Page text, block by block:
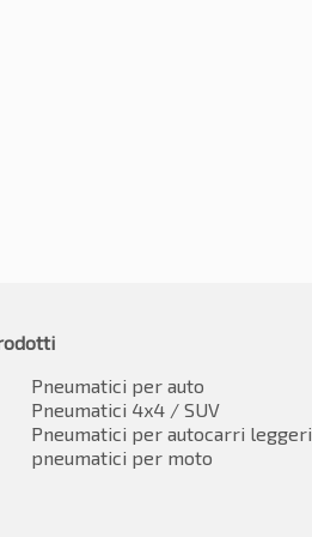
95Y
Pneumatici per auto
Pneumatici 4x4 / SUV
Pneumatici per autocarri leggeri
pneumatici per moto